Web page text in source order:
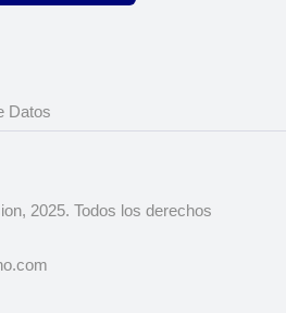
Datos
2025. Todos los derechos